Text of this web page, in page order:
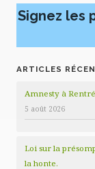
Signez les
ARTICLES
Amnesty à
5 août 2026
Loi sur la
la honte.